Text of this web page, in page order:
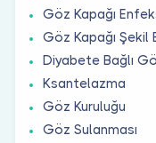
Göz Kapağı
Göz Kapağı Şekil
Diyabete Bağlı
Ksantelazma
Göz Kuruluğu
Göz Sulanması